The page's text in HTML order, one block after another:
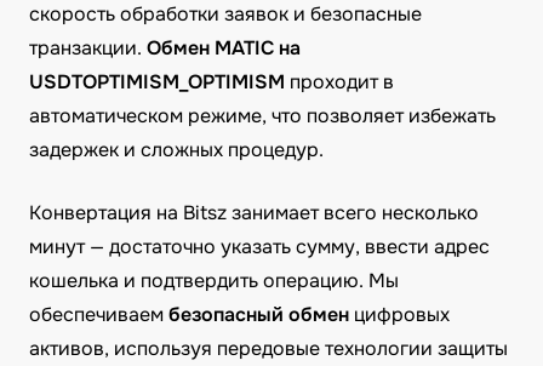
скорость обработки заявок и безопасные
транзакции. Обмен MATIC на
USDTOPTIMISM_OPTIMISM проходит в
автоматическом режиме, что позволяет избежать
задержек и сложных процедур.
Конвертация на Bitsz занимает всего несколько
минут — достаточно указать сумму, ввести адрес
кошелька и подтвердить операцию. Мы
обеспечиваембезопасный обмен цифровых
активов, используя передовые технологии защиты